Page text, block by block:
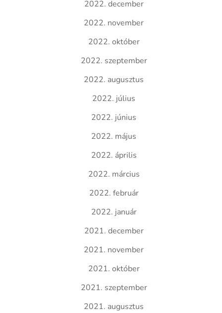
2022. december
2022. november
2022. október
2022. szeptember
2022. augusztus
2022. július
2022. június
2022. május
2022. április
2022. március
2022. február
2022. január
2021. december
2021. november
2021. október
2021. szeptember
2021. augusztus